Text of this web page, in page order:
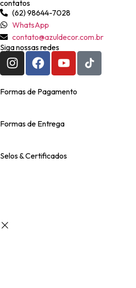
contatos
(62) 98644-7028
WhatsApp
contato@azuldecor.com.br
Siga nossas redes
Formas de Pagamento
Formas de Entrega
Selos & Certificados